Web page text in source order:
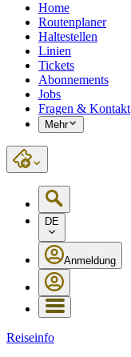
Home
Routenplaner
Haltestellen
Linien
Tickets
Abonnements
Jobs
Fragen & Kontakt
Mehr
DE
Anmeldung
Reiseinfo